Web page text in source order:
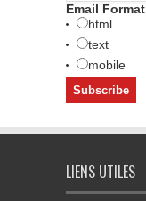
Email Format
html
text
mobile
LIENS UTILES